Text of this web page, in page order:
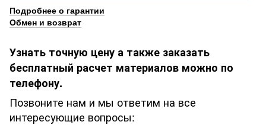
Подробнее о гарантии
Обмен и возврат
Узнать точную цену а также заказать
бесплатный расчет материалов можно по
телефону.
Позвоните нам и мы ответим на все
интересующие вопросы: